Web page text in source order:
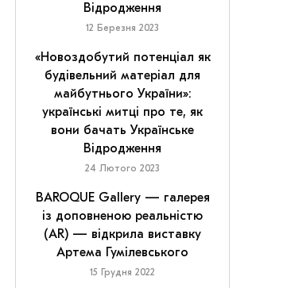
Відродження
12 Березня 2023
«Новоздобутий потенціал як
будівельний матеріал для
майбутнього України»:
українські митці про те, як
вони бачать Українське
Відродження
24 Лютого 2023
BAROQUE Gallery — галерея
із доповненою реальністю
(AR) — відкрила виставку
Артема Гумілевського
15 Грудня 2022